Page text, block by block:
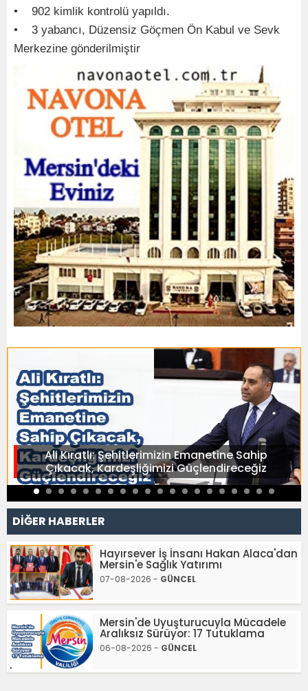
• 902 kimlik kontrolü yapıldı.
• 3 yabancı, Düzensiz Göçmen Ön Kabul ve Sevk
Merkezine gönderilmiştir
Ali Kıratlı: Şehitlerimizin Emanetine Sahip
Çıkacak, Kardeşliğimizi Güçlendireceğiz
DİĞER HABERLER
Hayırsever İş İnsanı Hakan Alaca'dan
Mersin'e Sağlık Yatırımı
07-08-2026 - GÜNCEL
Mersin'de Uyuşturucuyla Mücadele
Aralıksız Sürüyor: 17 Tutuklama
06-08-2026 - GÜNCEL